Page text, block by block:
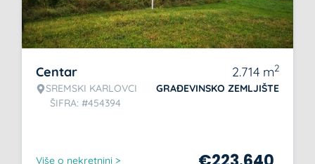
Centar
SREMSKI KARLOVCI
ŠIFRA: #454394
2.714 m2
GRAĐEVINSKO ZEMLJIŠTE
Više o nekretnini >